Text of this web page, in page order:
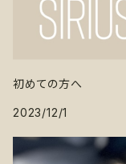
初めての方へ
2023/12/1